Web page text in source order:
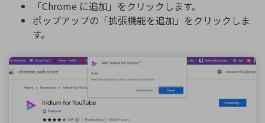
「Chrome に追加」をクリックします。
ポップアップの「拡張機能を追加」をクリックしま
す。